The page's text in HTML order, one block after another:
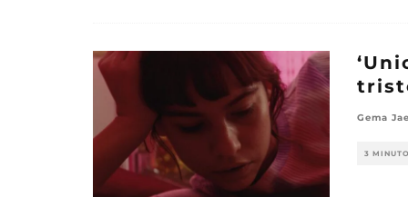
Gema
3